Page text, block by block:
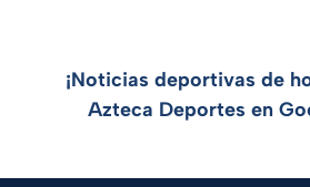
¡Noticias deportivas de
Azteca Deportes en